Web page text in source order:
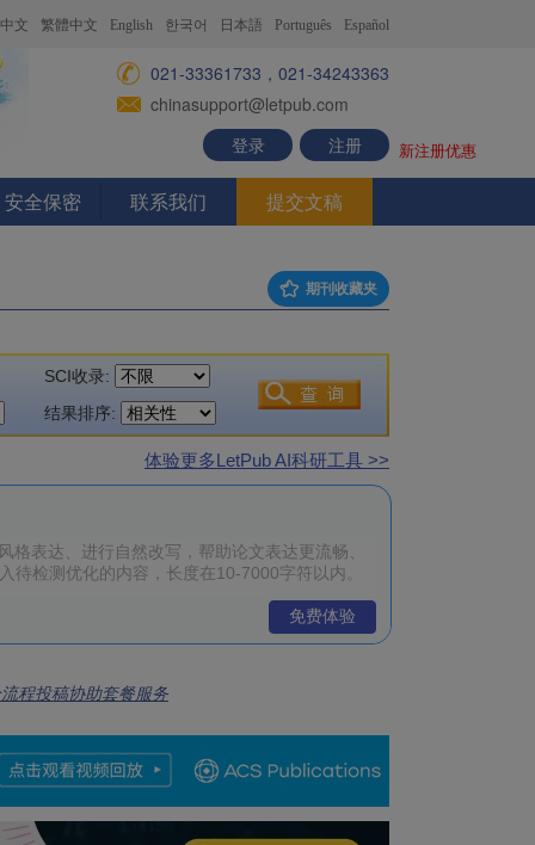
中文 繁體中文 English 한국어 日本語 Português Español
021-33361733，021-34243363
chinasupport@letpub.com
登录
注册 新注册优惠
安全保密 联系我们 提交文稿
期刊收藏夹
SCI收录:
结果排序:
体验更多LetPub AI科研工具 >>
免费体验
程投稿协助套餐服务